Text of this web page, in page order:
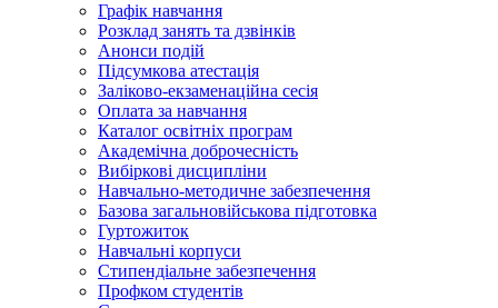
Графік навчання
Розклад занять та дзвінків
Анонси подій
Підсумкова атестація
Заліково-екзаменаційна сесія
Оплата за навчання
Каталог освітніх програм
Академічна доброчесність
Вибіркові дисципліни
Навчально-методичне забезпечення
Базова загальновійськова підготовка
Гуртожиток
Навчальні корпуси
Стипендіальне забезпечення
Профком студентів